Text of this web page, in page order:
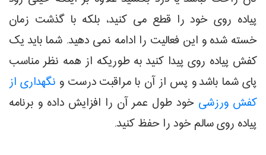
پیاده روی خود را قطع می کنید، بلکه با گذشت زمان
خسته شده و این فعالیت را ادامه نمی دهید. شما باید یک
کفش پیاده روی پیدا کنید به طوریکه از همه نظر مناسب
پای شما باشد و پس از آن با مراقبت درست و نگهداری از
کفش ورزشی خود طول عمر آن را افزایش داده و برنامه
پیاده روی سالم خود را حفظ کنید.